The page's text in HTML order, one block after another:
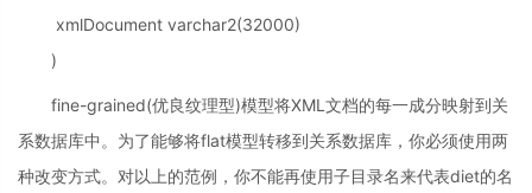
xmlDocument varchar2(32000)
)
fine-grained(优良纹理型)模型将XML文档的每一成分映射到关
系数据库中。为了能够将flat模型转移到关系数据库，你必须使用两
种改变方式。对以上的范例，你不能再使用子目录名来代表diet的名